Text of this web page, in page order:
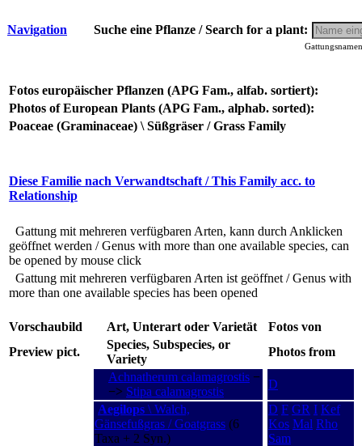
Navigation Suche eine Pflanze / Search for a plant:
Fotos europäischer Pflanzen (APG Fam., alfab. sortiert):
Photos of European Plants (APG Fam., alphab. sorted):
Poaceae (Graminaceae) \ Süßgräser / Grass Family
Diese Familie nach Verwandtschaft / This Family acc. to
Relationship
Gattung mit mehreren verfügbaren Arten, kann durch Anklicken
geöffnet werden / Genus with more than one available species, can
be opened by mouse click
Gattung mit mehreren verfügbaren Arten ist geöffnet / Genus with
more than one available species has been opened
Vorschaubild Art, Unterart oder Varietät
Fotos von
Preview pict.
Species, Subspecies, or
Variety
Photos from
Achnatherum calamagrostis −
−> Stipa calamagrostis
D
Aegilops \ Walch,
Gänsefußgras / Goatgrass (6
Taxa + 2 Syn.)
D F GR I Kef
Kos Mal Rho
Sam